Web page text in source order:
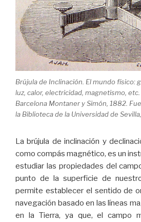
Brújula de Inclinación. El mundo físico:
luz, calor, electricidad, magnetismo, etc.
Barcelona Montaner y Simón, 1882.
la Biblioteca de la Universidad de
La brújula de inclinación y
como compás magnético, es un
estudiar las propiedades del
punto de la superficie de
permite establecer el sentido de
navegación basado en las líneas
en la Tierra, ya que, el campo